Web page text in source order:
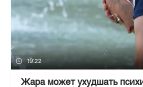
19:22
Жара может ухудшать